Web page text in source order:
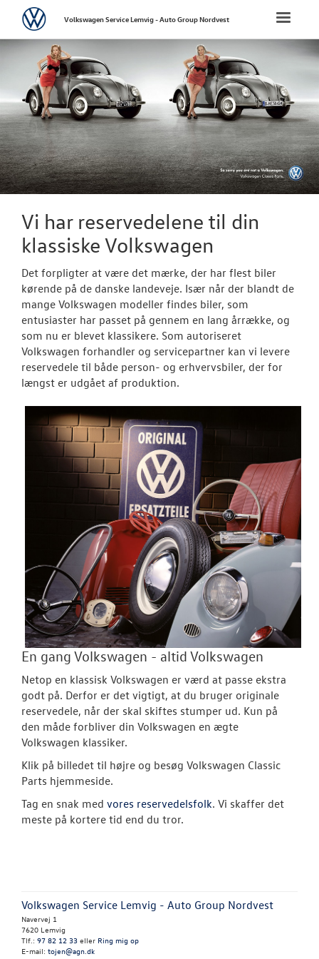
FORSIDE
BRUGTE BILER
TILBEHØR
Aktuelt
Startpakke til
VÆRKSTED
RESERVEDELE
Toggle
VolkswagenVolkswagen Service Lemvig - Auto Group Nordvest
Vi har reservedelene til din
klassiske Volkswagen
Det forpligter at være det mærke, der har flest biler
kørende på de danske landeveje. Især når der blandt de
mange Volkswagen modeller findes biler, som
entusiaster har passet på gennem en lang årrække, og
som nu er blevet klassikere. Som autoriseret
Volkswagen forhandler og servicepartner kan vi levere
reservedele til både person- og erhvervsbiler, der for
længst er udgået af produktion.
En gang Volkswagen - altid Volkswagen
Netop en klassisk Volkswagen er værd at passe ekstra
godt på. Derfor er det vigtigt, at du bruger originale
reservedele, når der skal skiftes stumper ud. Kun på
den måde forbliver din Volkswagen en ægte
Volkswagen klassiker.
Klik på billedet til højre og besøg Volkswagen Classic
Parts hjemmeside.
Tag en snak med vores reservedelsfolk. Vi skaffer det
meste på kortere tid end du tror.
Volkswagen Service Lemvig - Auto Group Nordvest
Navervej 1
7620 Lemvig
Tlf.: 97 82 12 33 eller Ring mig op
E-mail: tojen@agn.dk